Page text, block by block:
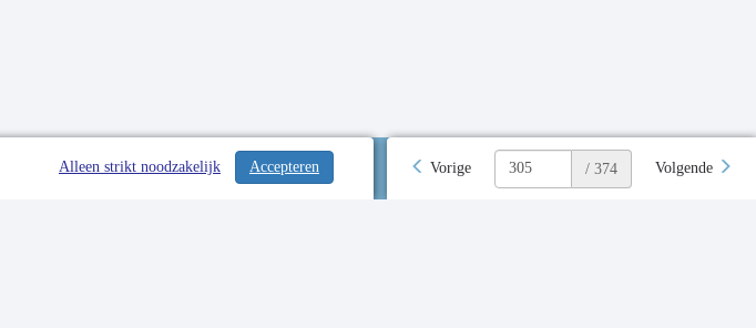
Vorige / 374 Volgende
Accepteren
Alleen strikt noodzakelijk